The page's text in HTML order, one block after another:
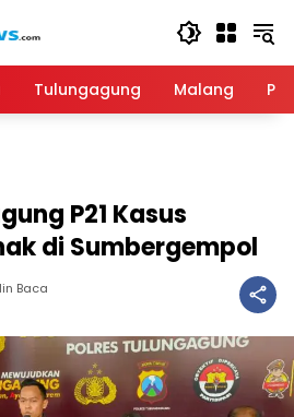
Tulungagung Malang
P21 Kasus
di Sumbergempol
Baca